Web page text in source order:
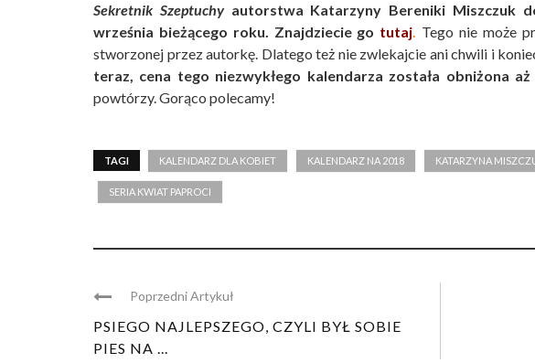
Sekretnik Szeptuchyautorstwa Katarzyny Bereniki Miszczuk
września bieżącego roku. Znajdziecie go tutaj. Tego nie może
stworzonej przez autorkę. Dlatego też nie zwlekajcie ani chwili i
teraz, cena tego niezwykłego kalendarza została obniżona
powtórzy. Gorąco polecamy!
TAGI KALENDARZ DLA KOBIET KALENDARZ NA 2018 KATARZYNA
SERIA KWIAT PAPROCI
Poprzedni Artykuł
PSIEGO NAJLEPSZEGO, CZYLI BYŁ SOBIE
PIES NA ...